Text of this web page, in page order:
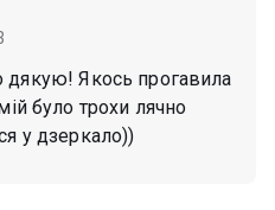
Якось прогавила
було трохи лячно
у дзеркало))